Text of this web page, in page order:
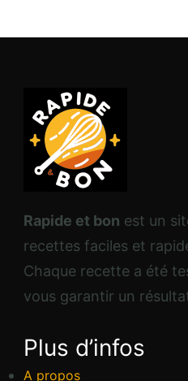
Rapide et bon est un
recettes faciles et
Chaque recette a été
vous garantir un
Plus d’infos
A propos